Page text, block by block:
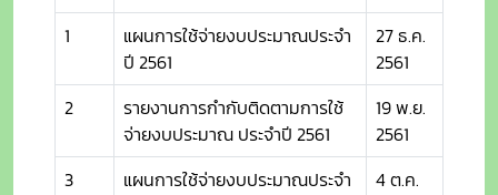
1
แผนการใช้จ่ายงบประมาณประจำ
ปี 2561
27 ธ.ค.
2561
2
รายงานการกำกับติดตามการใช้
จ่ายงบประมาณ ประจำปี 2561
19 พ.ย.
2561
3
แผนการใช้จ่ายงบประมาณประจำ
4 ต.ค.